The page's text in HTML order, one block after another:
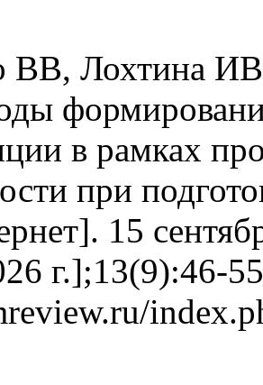
ВВ, Лохтина
в рамках
при
15
г.];13(9):46-